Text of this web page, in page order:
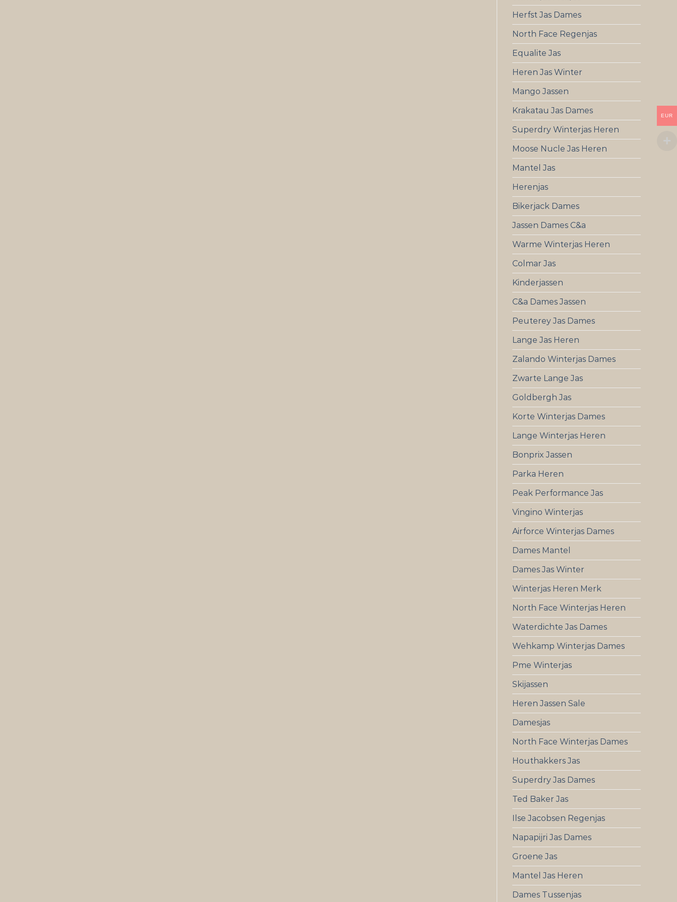
Herfst Jas Dames
North Face Regenjas
Equalite Jas
Heren Jas Winter
Mango Jassen
Krakatau Jas Dames
Superdry Winterjas Heren
Moose Nucle Jas Heren
Mantel Jas
Herenjas
Bikerjack Dames
Jassen Dames C&a
Warme Winterjas Heren
Colmar Jas
Kinderjassen
C&a Dames Jassen
Peuterey Jas Dames
Lange Jas Heren
Zalando Winterjas Dames
Zwarte Lange Jas
Goldbergh Jas
Korte Winterjas Dames
Lange Winterjas Heren
Bonprix Jassen
Parka Heren
Peak Performance Jas
Vingino Winterjas
Airforce Winterjas Dames
Dames Mantel
Dames Jas Winter
Winterjas Heren Merk
North Face Winterjas Heren
Waterdichte Jas Dames
Wehkamp Winterjas Dames
Pme Winterjas
Skijassen
Heren Jassen Sale
Damesjas
North Face Winterjas Dames
Houthakkers Jas
Superdry Jas Dames
Ted Baker Jas
Ilse Jacobsen Regenjas
Napapijri Jas Dames
Groene Jas
Mantel Jas Heren
Dames Tussenjas
EUR